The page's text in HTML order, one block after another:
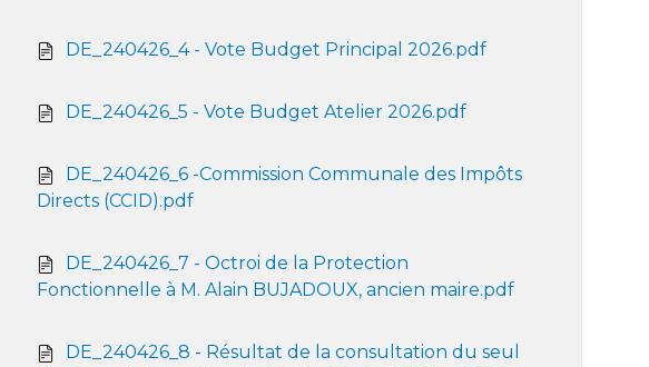
DE_240426_4 - Vote Budget Principal 2026.pdf
DE_240426_5 - Vote Budget Atelier 2026.pdf
DE_240426_6 -Commission Communale des Impôts
Directs (CCID).pdf
DE_240426_7 - Octroi de la Protection
Fonctionnelle à M. Alain BUJADOUX, ancien maire.pdf
DE_240426_8 - Résultat de la consultation du seul